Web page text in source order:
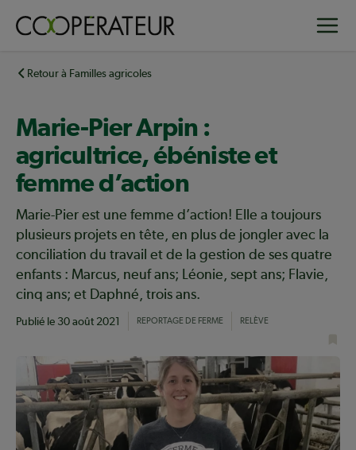
principalRetour à Familles agricoles
Marie-Pier Arpin :
agricultrice, ébéniste et
femme d’action
Marie-Pier est une femme d’action! Elle a toujours
plusieurs projets en tête, en plus de jongler avec la
conciliation du travail et de la gestion de ses quatre
enfants : Marcus, neuf ans; Léonie, sept ans; Flavie,
cinq ans; et Daphné, trois ans.
Publié le 30 août 2021 REPORTAGE DE FERME RELÈVE